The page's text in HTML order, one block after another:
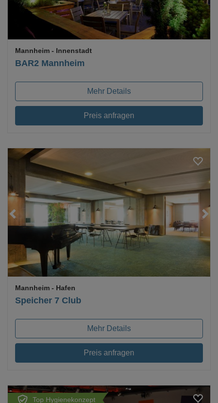
BAR2 Mannheim
Mannheim - Innenstadt
Mehr Details
Preis anfragen
Loading...
Speicher 7 Club
Mannheim - Hafen
Mehr Details
Preis anfragen
Top Hygienekonzept